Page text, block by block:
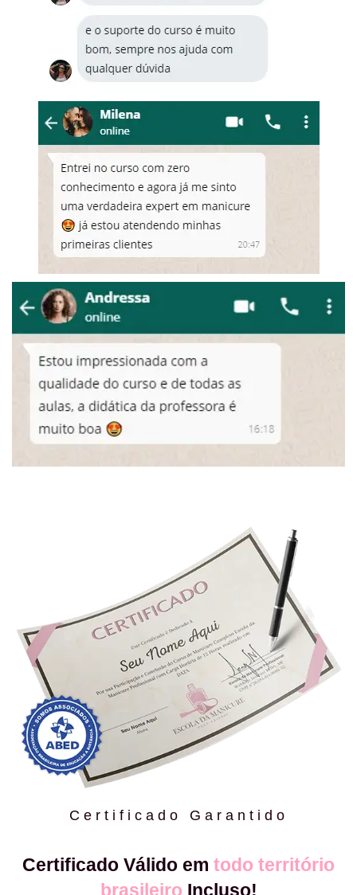
Certificado Garantido
Certificado Válido em todo território
brasileiro Incluso!